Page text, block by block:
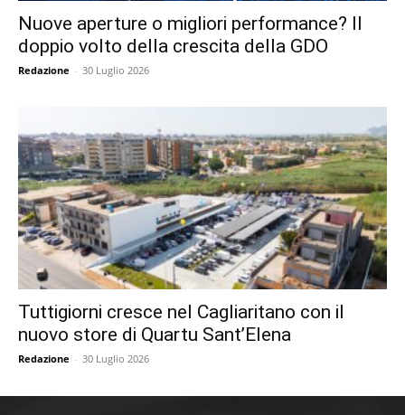
Nuove aperture o migliori performance? Il
doppio volto della crescita della GDO
Redazione - 30 Luglio 2026
Tuttigiorni cresce nel Cagliaritano con il
nuovo store di Quartu Sant’Elena
Redazione - 30 Luglio 2026